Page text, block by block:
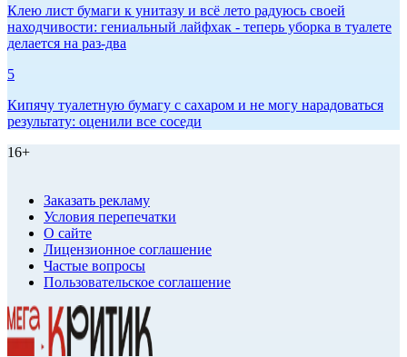
Клею лист бумаги к унитазу и всё лето радуюсь своей
находчивости: гениальный лайфхак - теперь уборка в туалете
делается на раз-два
5
Кипячу туалетную бумагу с сахаром и не могу нарадоваться
результату: оценили все соседи
16+
Заказать рекламу
Условия перепечатки
О сайте
Лицензионное соглашение
Частые вопросы
Пользовательское соглашение